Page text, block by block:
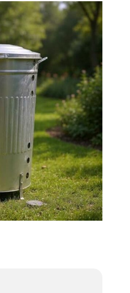
solution
qui
à la
des
En
vos
en
vous
à la
de
à la promotion
jardinage